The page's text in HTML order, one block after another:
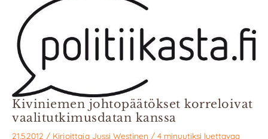
Kiviniemen johtopäätökset korreloivat
vaalitutkimusdatan kanssa
21.5.2012 / Kirjoittaja Jussi Westinen / 4 minuutiksi luettavaa